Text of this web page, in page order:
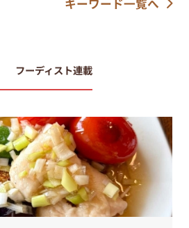
キーワード一覧へ
フーディスト連載